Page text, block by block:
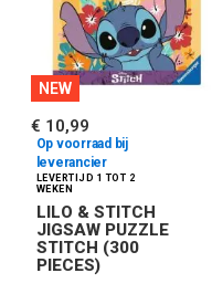
NEW
LILO & STITCH
JIGSAW PUZZLE
STITCH (300
PIECES)
€ 10,99
Op voorraad bij
leverancier